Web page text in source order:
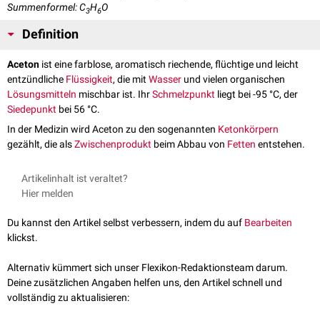
Summenformel: C3H6O
Definition
Aceton ist eine farblose, aromatisch riechende, flüchtige und leicht
entzündliche Flüssigkeit, die mit Wasser und vielen organischen
Lösungsmitteln mischbar ist. IhrSchmelzpunkt liegt bei -95 °C, der
Siedepunkt bei 56 °C.
In der Medizin wird Aceton zu den sogenannten Ketonkörpern
gezählt, die alsZwischenprodukt beim Abbau von Fetten entstehen.
Artikelinhalt ist veraltet?
Hier melden
Du kannst den Artikel selbst verbessern, indem du auf Bearbeiten
klickst.
Alternativ kümmert sich unser Flexikon-Redaktionsteam darum.
Deine zusätzlichen Angaben helfen uns, den Artikel schnell und
vollständig zu aktualisieren: